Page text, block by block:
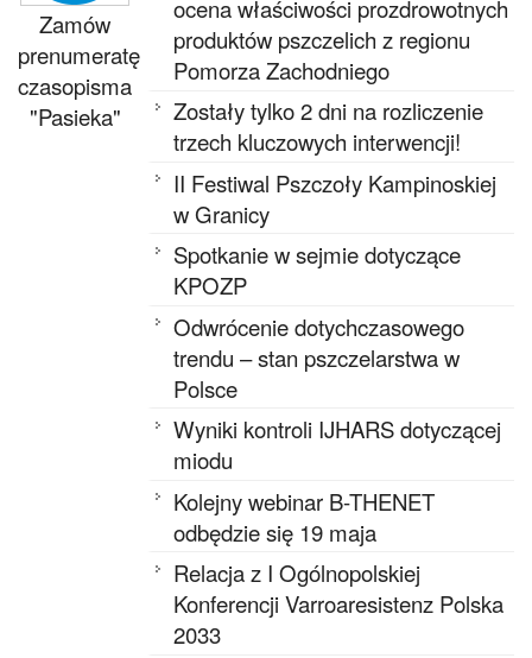
Zamów
prenumeratę
czasopisma
"Pasieka"
ocena właściwości prozdrowotnych
produktów pszczelich z regionu
Pomorza Zachodniego
Zostały tylko 2 dni na rozliczenie
trzech kluczowych interwencji!
II Festiwal Pszczoły Kampinoskiej
w Granicy
Spotkanie w sejmie dotyczące
KPOZP
Odwrócenie dotychczasowego
trendu – stan pszczelarstwa w
Polsce
Wyniki kontroli IJHARS dotyczącej
miodu
Kolejny webinar B-THENET
odbędzie się 19 maja
Relacja z I Ogólnopolskiej
Konferencji Varroaresistenz Polska
2033